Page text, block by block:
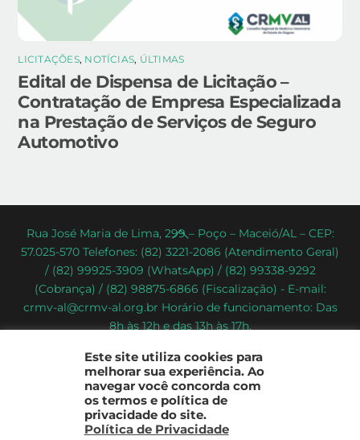
LICITAÇÕES, NOTÍCIAS, ÚLTIMAS
Edital de Dispensa de Licitação –
Contratação de Empresa Especializada
na Prestação de Serviços de Seguro
Automotivo
Back
To
Top
Rua José Maria de Lima, 299 – Poço – Maceió/AL – CEP:
57.025-570 Telefones: (82) 3221-2086 (Atendimento Geral)
/ (82) 99925-3909 (WhatsApp) / (82) 99338-9292
(Cobrança) / (82) 98875-6866 (Fiscalização) - E-mail:
crmv-al@crmv-al.org.br Horário de funcionamento: Das
8h às 12h e das 13h às 17h.
Estado de Alagoas
2022 - © Todos os direitos reservados
Este site utiliza cookies para
melhorar sua experiência. Ao
navegar você concorda com
os termos e política de
privacidade do site.
Política de Privacidade